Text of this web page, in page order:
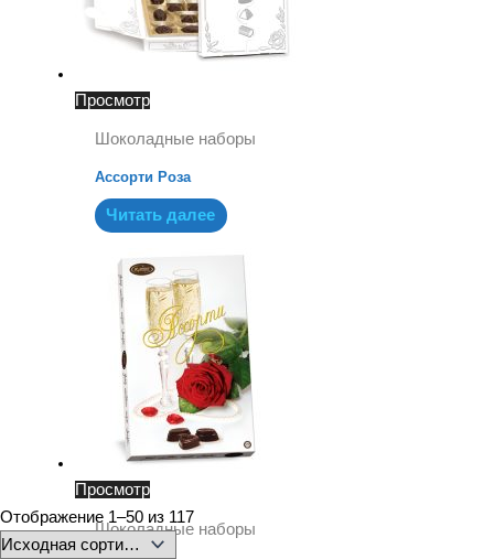
Отображение 1–50 из 117
Просмотр
Шоколадные наборы
Ассорти Роза
Читать далее
Просмотр
Шоколадные наборы